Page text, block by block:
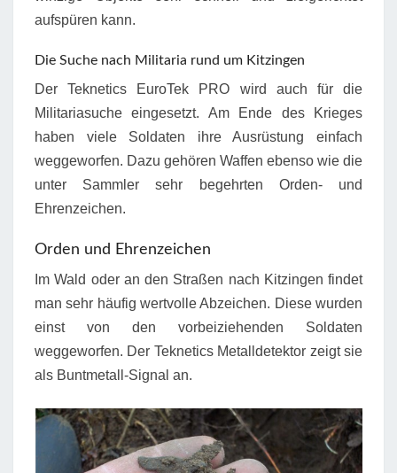
aufspüren kann.
Die Suche nach Militaria rund um Kitzingen
Der Teknetics EuroTek PRO wird auch für die
Militariasuche eingesetzt. Am Ende des Krieges
haben viele Soldaten ihre Ausrüstung einfach
weggeworfen. Dazu gehören Waffen ebenso wie die
unter Sammler sehr begehrten Orden- und
Ehrenzeichen.
Orden und Ehrenzeichen
Im Wald oder an den Straßen nach Kitzingen findet
man sehr häufig wertvolle Abzeichen. Diese wurden
einst von den vorbeiziehenden Soldaten
weggeworfen. Der Teknetics Metalldetektor zeigt sie
als Buntmetall-Signal an.